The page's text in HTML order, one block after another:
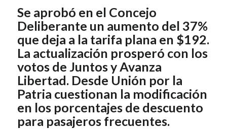
Se aprobó en el Concejo
Deliberante un aumento del 37%
que deja a la tarifa plana en $192.
La actualización prosperó con los
votos de Juntos y Avanza
Libertad. Desde Unión por la
Patria cuestionan la modificación
en los porcentajes de descuento
para pasajeros frecuentes.